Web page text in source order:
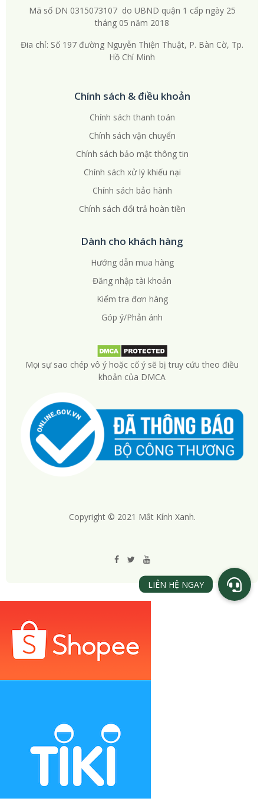
Mã số DN 0315073107 do UBND quận 1 cấp ngày 25
tháng 05 năm 2018
Đia chỉ: Số 197 đường Nguyễn Thiện Thuật, P. Bàn Cờ, Tp.
Hồ Chí Minh
Chính sách & điều khoản
Chính sách thanh toán
Chính sách vận chuyển
Chính sách bảo mật thông tin
Chính sách xử lý khiếu nại
Chính sách bảo hành
Chính sách đổi trả hoàn tiền
Dành cho khách hàng
Hướng dẫn mua hàng
Đăng nhập tài khoản
Kiểm tra đơn hàng
Góp ý/Phản ánh
Mọi sự sao chép vô ý hoặc cố ý sẽ bị truy cứu theo điều
khoản của DMCA
Copyright © 2021 Mắt Kính Xanh.